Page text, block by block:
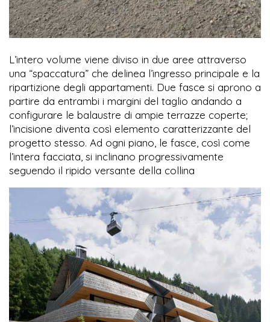
L’intero volume viene diviso in due aree attraverso
una “spaccatura” che delinea l’ingresso principale e la
ripartizione degli appartamenti. Due fasce si aprono a
partire da entrambi i margini del taglio andando a
configurare le balaustre di ampie terrazze coperte;
l’incisione diventa così elemento caratterizzante del
progetto stesso. Ad ogni piano, le fasce, così come
l’intera facciata, si inclinano progressivamente
seguendo il ripido versante della collina